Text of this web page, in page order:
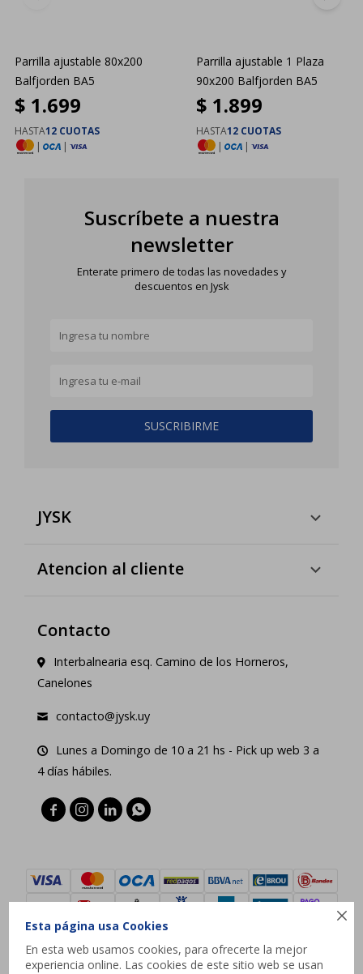

Esta página usa Cookies
En esta web usamos cookies, para ofrecerte la mejor
experiencia online. Las cookies de este sitio web se usan
Parrilla ajustable 80x200
Balfjorden BA5
$ 1.699
HASTA12 CUOTAS
|
|
Parrilla ajustable 1 Plaza
90x200 Balfjorden BA5
$ 1.899
HASTA12 CUOTAS
|
|
Suscríbete a nuestra
newsletter
Enterate primero de todas las novedades y
descuentos en Jysk
SUSCRIBIRME
JYSK
Atencion al cliente
Contacto
Interbalnearia esq. Camino de los Horneros,
Canelones
contacto@jysk.uy
Lunes a Domingo de 10 a 21 hs - Pick up web 3 a
4 días hábiles.
   
© Copyright 2026 / JYSK